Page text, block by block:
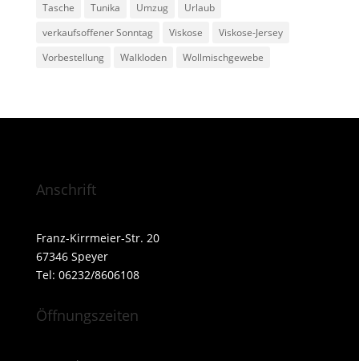
Tasche
Tunika Umzug
Urlaub
verkaufsoffener Sonntag
Viskose
Viskose-Jersey
Vorbestellung
Walkloden Wollmischgewebe
Anschrift
Franz-Kirrmeier-Str. 20
67346 Speyer
Tel: 06232/8606108
Öffnungszeiten